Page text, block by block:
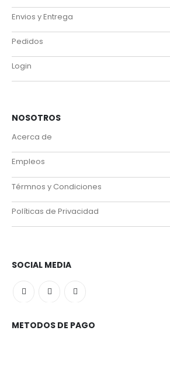
Envios y Entrega
Pedidos
Login
NOSOTROS
Acerca de
Empleos
Térmnos y Condiciones
Políticas de Privacidad
SOCIAL MEDIA
METODOS DE PAGO